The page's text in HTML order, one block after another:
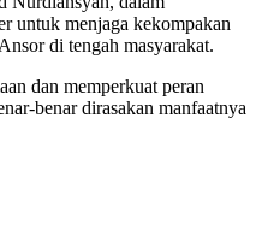
untuk menjaga kekompakan
di tengah masyarakat.
dan memperkuat peran
benar dirasakan manfaatnya